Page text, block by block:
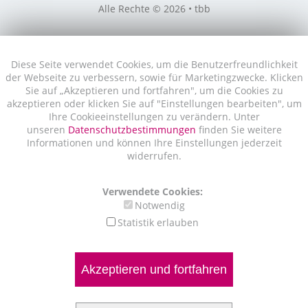
Diese Seite verwendet Cookies, um die Benutzerfreundlichkeit
der Webseite zu verbessern, sowie für Marketingzwecke. Klicken
Sie auf „Akzeptieren und fortfahren", um die Cookies zu
akzeptieren oder klicken Sie auf "Einstellungen bearbeiten", um
Ihre Cookieeinstellungen zu verändern. Unter
unseren Datenschutzbestimmungen finden Sie weitere
Informationen und können Ihre Einstellungen jederzeit
widerrufen.
Verwendete Cookies:
Notwendig
Statistik erlauben
Akzeptieren und fortfahren
Alle Rechte © 2026 • tbb